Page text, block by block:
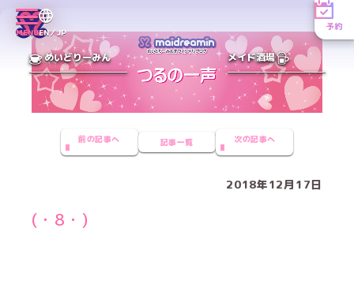
MENUEN／JP
予約
めいどりーみん メイド酒場
前の記事へ 記事一覧 次の記事へ
2018年12月17日
(・8・)